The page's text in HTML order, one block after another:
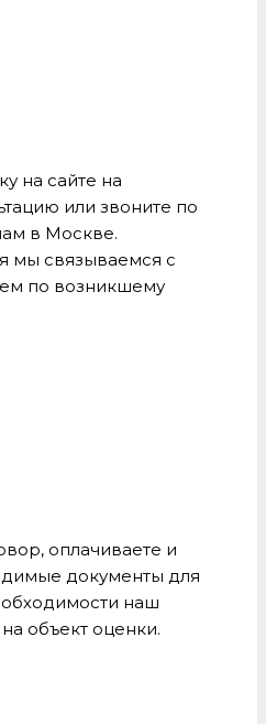
на сайте на
или звоните по
в Москве.
мы связываемся с
по возникшему
оплачиваете и
документы для
наш
объект оценки.